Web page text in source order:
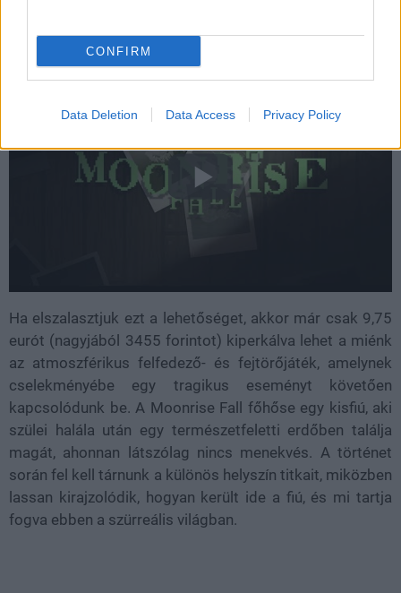
CONFIRM
Data Deletion Data Access Privacy Policy
Fallt.
Ha elszalasztjuk ezt a lehetőséget, akkor már csak 9,75
eurót (nagyjából 3455 forintot) kiperkálva lehet a miénk
az atmoszférikus felfedező- és fejtörőjáték, amelynek
cselekményébe egy tragikus eseményt követően
kapcsolódunk be. A Moonrise Fall főhőse egy kisfiú, aki
szülei halála után egy természetfeletti erdőben találja
magát, ahonnan látszólag nincs menekvés. A történet
során fel kell tárnunk a különös helyszín titkait, miközben
lassan kirajzolódik, hogyan került ide a fiú, és mi tartja
fogva ebben a szürreális világban.